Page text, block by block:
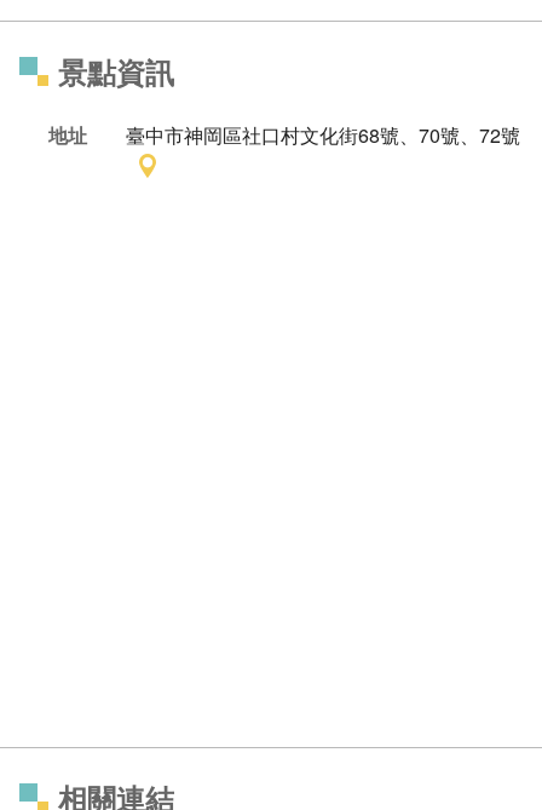
景點資訊
地址 臺中市神岡區社口村文化街68號、70號、72號
相關連結